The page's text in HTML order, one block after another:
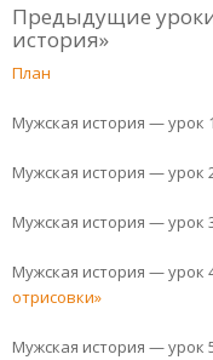
Предыдущие
история»
План
Мужская история — урок 1
Мужская история — урок
Мужская история — урок
Мужская история — урок
отрисовки»
Мужская история — урок